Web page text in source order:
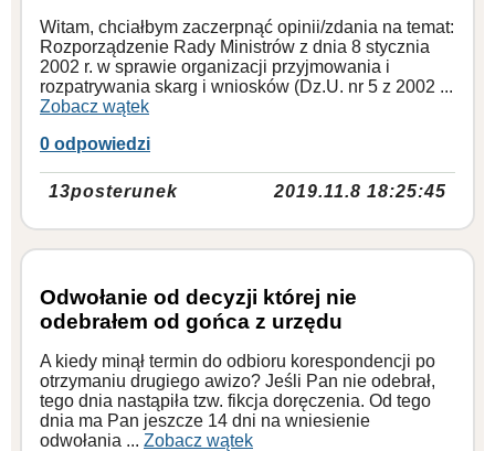
Witam, chciałbym zaczerpnąć opinii/zdania na temat:
Rozporządzenie Rady Ministrów z dnia 8 stycznia
2002 r. w sprawie organizacji przyjmowania i
rozpatrywania skarg i wniosków (Dz.U. nr 5 z 2002 ...
Zobacz wątek
0 odpowiedzi
13posterunek 2019.11.8 18:25:45
Odwołanie od decyzji której nie
odebrałem od gońca z urzędu
A kiedy minął termin do odbioru korespondencji po
otrzymaniu drugiego awizo? Jeśli Pan nie odebrał,
tego dnia nastąpiła tzw. fikcja doręczenia. Od tego
dnia ma Pan jeszcze 14 dni na wniesienie
odwołania ... Zobacz wątek